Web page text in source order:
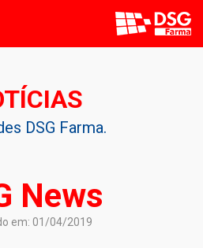
DSG Farma.
News
em: 01/04/2019